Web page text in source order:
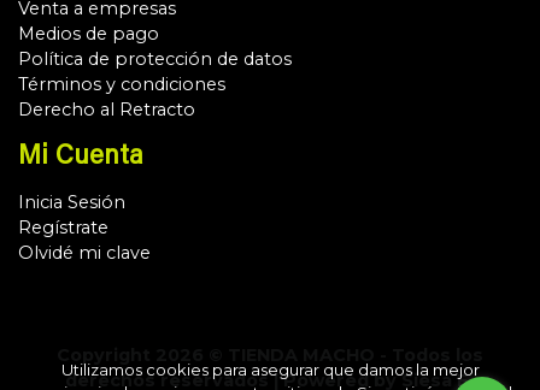
Venta a empresas
Medios de pago
Política de protección de datos
Términos y condiciones
Derecho al Retracto
Mi Cuenta
Inicia Sesión
Regístrate
Olvidé mi clave
derechos reservados | Powered by Siesa E-
Utilizamos cookies para asegurar que damos la mejor